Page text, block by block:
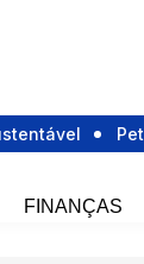
Pet
FINANÇAS